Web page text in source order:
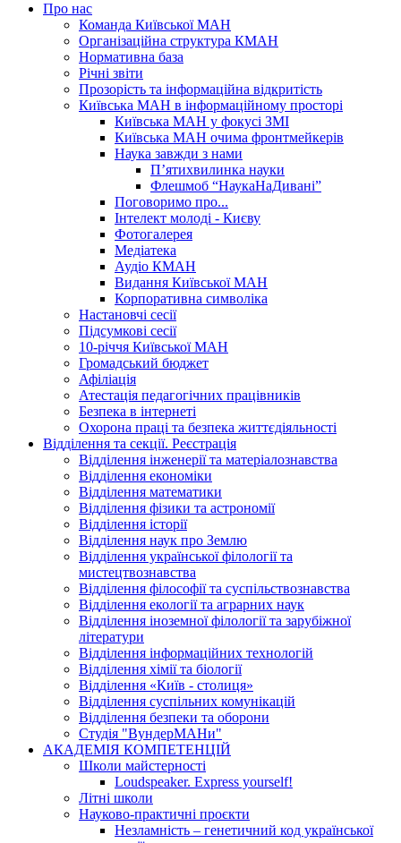
Про нас
Команда Київської МАН
Організаційна структура КМАН
Нормативна база
Річні звіти
Прозорість та інформаційна відкритість
Київська МАН в інформаційному просторі
Київська МАН у фокусі ЗМІ
Київська МАН очима фронтмейкерів
Наука завжди з нами
П’ятихвилинка науки
Флешмоб “НаукаНаДивані”
Поговоримо про...
Інтелект молоді - Києву
Фотогалерея
Медіатека
Аудіо КМАН
Видання Київської МАН
Корпоративна символіка
Настановчі сесії
Підсумкові сесії
10-річчя Київської МАН
Громадський бюджет
Афіліація
Атестація педагогічних працівників
Безпека в інтернеті
Охорона праці та безпека життєдіяльності
Відділення та секції. Реєстрація
Відділення інженерії та матеріалознавства
Відділення економіки
Відділення математики
Відділення фізики та астрономії
Відділення історії
Відділення наук про Землю
Відділення української філології та
мистецтвознавства
Відділення філософії та суспільствознавства
Відділення екології та аграрних наук
Відділення іноземної філології та зарубіжної
літератури
Відділення інформаційних технологій
Відділення хімії та біології
Відділення «Київ - столиця»
Відділення суспільних комунікацій
Відділення безпеки та оборони
Студія "ВундерМАНи"
АКАДЕМІЯ КОМПЕТЕНЦІЙ
Школи майстерності
Loudspeaker. Express yourself!
Літні школи
Науково-практичні проєкти
Незламність – генетичний код української